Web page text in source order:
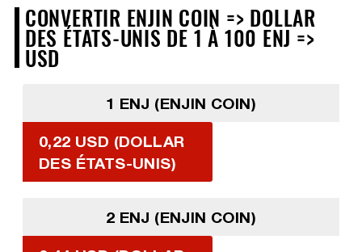
CONVERTIR ENJIN COIN => DOLLAR
DES ÉTATS-UNIS DE 1 À 100 ENJ =>
USD
1 ENJ (ENJIN COIN)
0,22 USD (DOLLAR
DES ÉTATS-UNIS)
2 ENJ (ENJIN COIN)